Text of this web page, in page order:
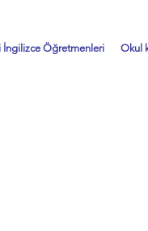
İngilizce Öğretmenleri Okul